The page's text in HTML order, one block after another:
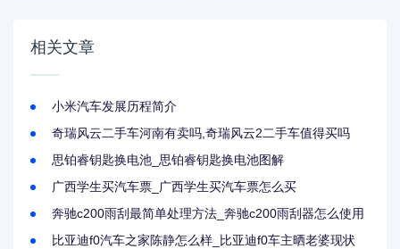
相关文章
小米汽车发展历程简介
奇瑞风云二手车河南有卖吗,奇瑞风云2二手车值得买吗
思铂睿钥匙换电池_思铂睿钥匙换电池图解
广西学生买汽车票_广西学生买汽车票怎么买
奔驰c200雨刮最简单处理方法_奔驰c200雨刮器怎么使用
比亚迪f0汽车之家陈静怎么样_比亚迪f0车主晒老婆现状